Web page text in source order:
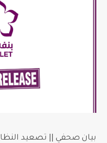
بيان صحفي || تصعيد